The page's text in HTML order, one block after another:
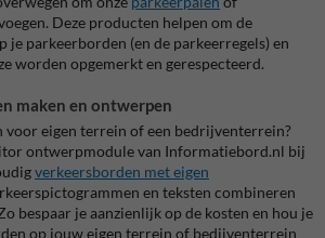
Deze producten helpen om de
je parkeerborden (en de parkeerregels) en
worden opgemerkt en gerespecteerd.
maken en ontwerpen
voor eigen terrein of een bedrijventerrein?
ontwerpmodule van Informatiebord.nl bij
verkeersborden met eigen
en teksten combineren
bespaar je aanzienlijk op de kosten en hou je
op jouw eigen terrein of bedijventerrein